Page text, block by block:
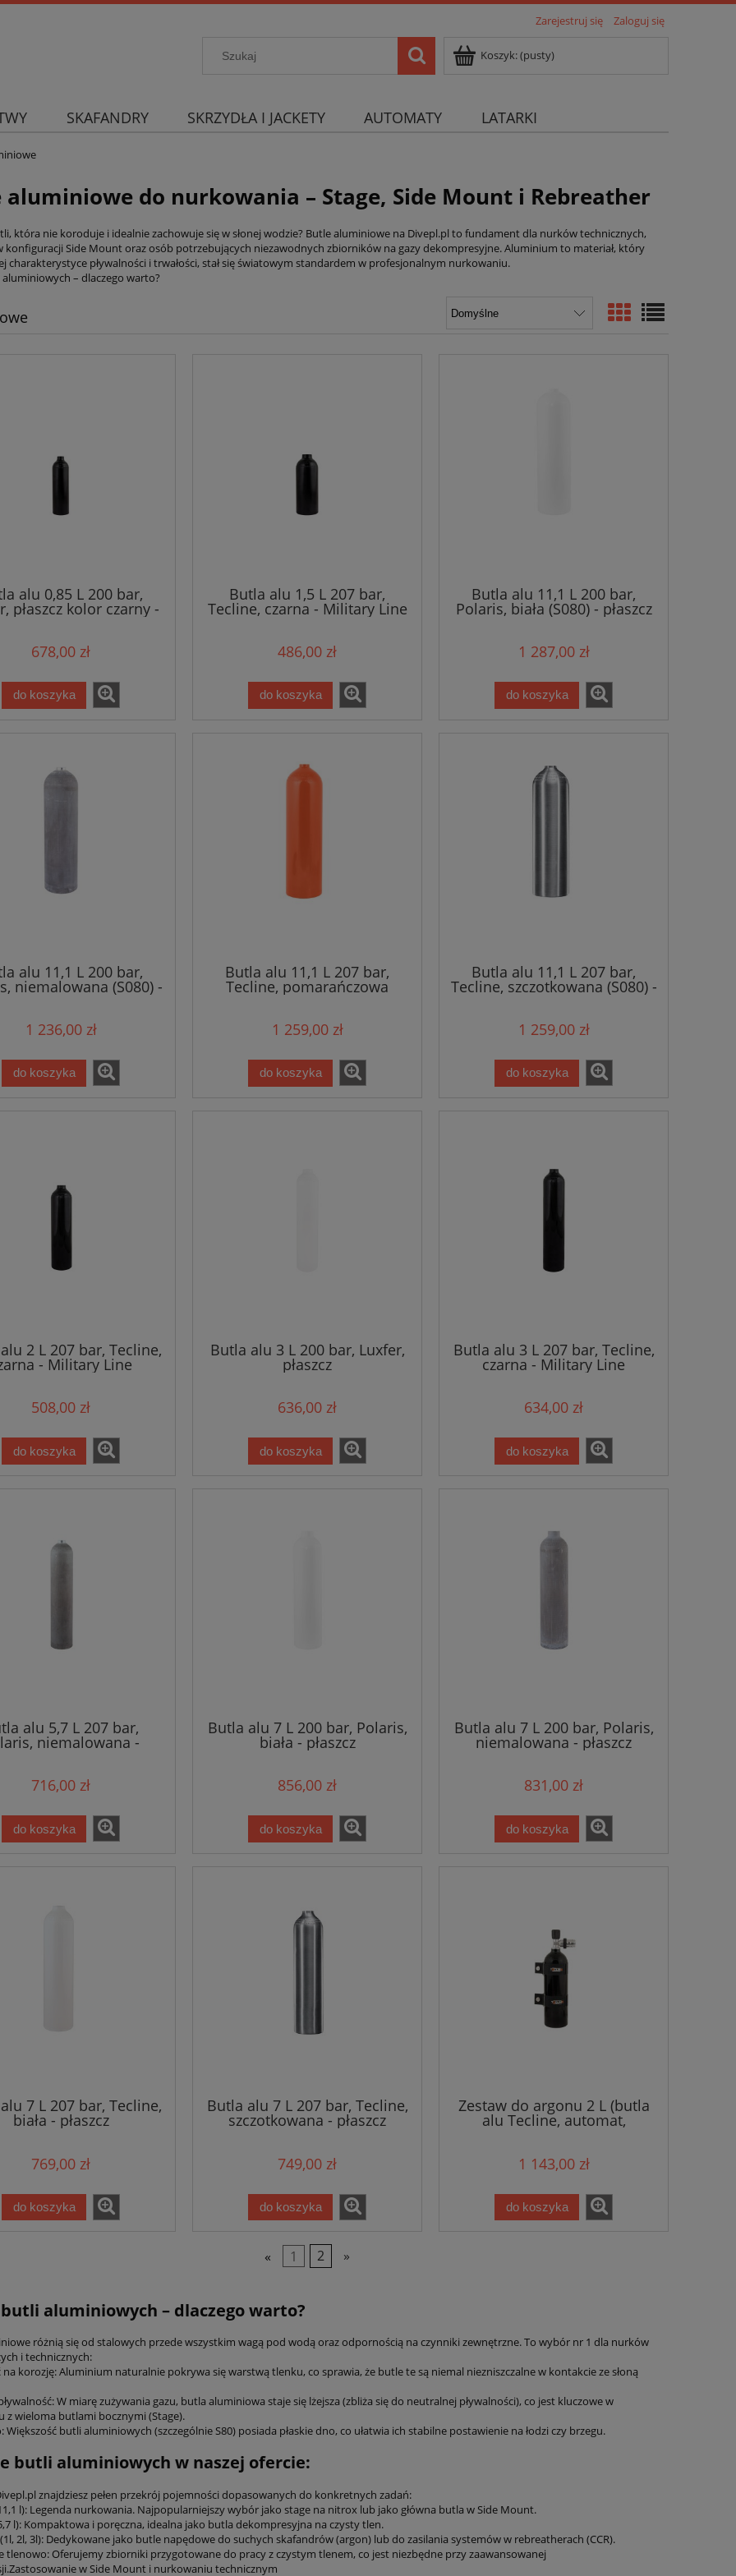
Zarejestruj się Zaloguj się
Koszyk:(pusty)
SKAFANDRY SKRZYDŁA I JACKETY AUTOMATY
LATARKI
aluminiowe do nurkowania – Stage, Side Mount i Rebreather
która nie koroduje i idealnie zachowuje się w słonej wodzie? Butle aluminiowe na Divepl.pl to fundament dla nurków technicznych,
konfiguracji Side Mount oraz osób potrzebujących niezawodnych zbiorników na gazy dekompresyjne. Aluminium to materiał, który
charakterystyce pływalności i trwałości, stał się światowym standardem w profesjonalnym nurkowaniu.
– dlaczego warto?
alu 0,85 L 200 bar,
płaszcz kolor czarny -
678,00 zł
do koszyka
Butla alu 1,5 L 207 bar,
Tecline, czarna - Military Line
486,00 zł
do koszyka
Butla alu 11,1 L 200 bar,
Polaris, biała (S080) - płaszcz
1 287,00 zł
do koszyka
alu 11,1 L 200 bar,
niemalowana (S080) -
1 236,00 zł
do koszyka
Butla alu 11,1 L 207 bar,
Tecline, pomarańczowa
(S080) - płaszcz
1 259,00 zł
do koszyka
Butla alu 11,1 L 207 bar,
Tecline, szczotkowana (S080) -
1 259,00 zł
do koszyka
2 L 207 bar, Tecline,
- Military Line
508,00 zł
do koszyka
Butla alu 3 L 200 bar, Luxfer,
płaszcz
636,00 zł
do koszyka
Butla alu 3 L 207 bar, Tecline,
czarna - Military Line
634,00 zł
do koszyka
alu 5,7 L 207 bar,
niemalowana -
716,00 zł
do koszyka
Butla alu 7 L 200 bar, Polaris,
biała - płaszcz
856,00 zł
do koszyka
Butla alu 7 L 200 bar, Polaris,
niemalowana - płaszcz
831,00 zł
do koszyka
7 L 207 bar, Tecline,
biała - płaszcz
769,00 zł
do koszyka
Butla alu 7 L 207 bar, Tecline,
szczotkowana - płaszcz
749,00 zł
do koszyka
Zestaw do argonu 2 L (butla
alu Tecline, automat,
1 143,00 zł
do koszyka
« 1 2 »
aluminiowych – dlaczego warto?
różnią się od stalowych przede wszystkim wagą pod wodą oraz odpornością na czynniki zewnętrzne. To wybór nr 1 dla nurków
i technicznych:
korozję: Aluminium naturalnie pokrywa się warstwą tlenku, co sprawia, że butle te są niemal niezniszczalne w kontakcie ze słoną
W miarę zużywania gazu, butla aluminiowa staje się lżejsza (zbliża się do neutralnej pływalności), co jest kluczowe w
z wieloma butlami bocznymi (Stage).
Większość butli aluminiowych (szczególnie S80) posiada płaskie dno, co ułatwia ich stabilne postawienie na łodzi czy brzegu.
butli aluminiowych w naszej ofercie:
znajdziesz pełen przekrój pojemności dopasowanych do konkretnych zadań:
l): Legenda nurkowania. Najpopularniejszy wybór jako stage na nitrox lub jako główna butla w Side Mount.
l): Kompaktowa i poręczna, idealna jako butla dekompresyjna na czysty tlen.
2l, 3l): Dedykowane jako butle napędowe do suchych skafandrów (argon) lub do zasilania systemów w rebreatherach (CCR).
tlenowo: Oferujemy zbiorniki przygotowane do pracy z czystym tlenem, co jest niezbędne przy zaawansowanej
w Side Mount i nurkowaniu technicznym